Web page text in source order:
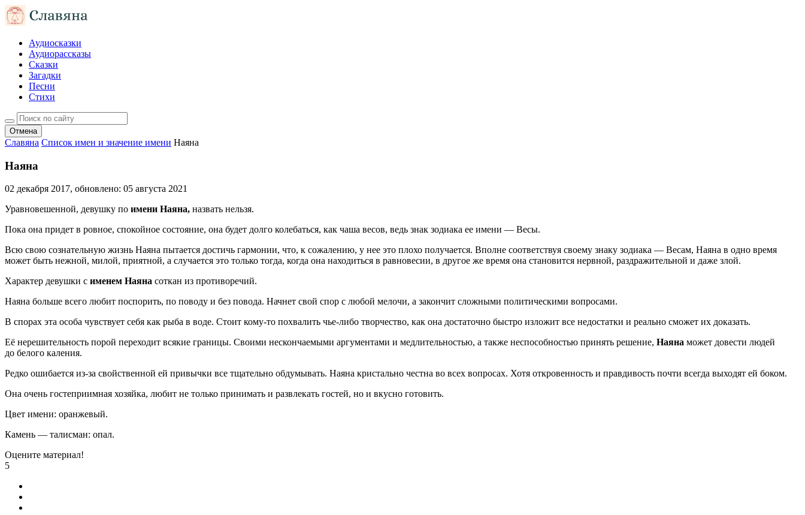
Аудиосказки
Аудиорассказы
Сказки
Загадки
Песни
Стихи
Отмена
Славяна Список имен и значение имени Наяна
Наяна
02 декабря 2017, обновлено: 05 августа 2021
Уравновешенной, девушку по имени Наяна, назвать нельзя.
Пока она придет в ровное, спокойное состояние, она будет долго колебаться, как чаша весов, ведь знак зодиака ее имени — Весы.
Всю свою сознательную жизнь Наяна пытается достичь гармонии, что, к сожалению, у нее это плохо получается. Вполне соответствуя своему знаку зодиака — Весам, Наяна в одно время
может быть нежной, милой, приятной, а случается это только тогда, когда она находиться в равновесии, в другое же время она становится нервной, раздражительной и даже злой.
Характер девушки с именем Наяна соткан из противоречий.
Наяна больше всего любит поспорить, по поводу и без повода. Начнет свой спор с любой мелочи, а закончит сложными политическими вопросами.
В спорах эта особа чувствует себя как рыба в воде. Стоит кому-то похвалить чье-либо творчество, как она достаточно быстро изложит все недостатки и реально сможет их доказать.
Её нерешительность порой переходит всякие границы. Своими нескончаемыми аргументами и медлительностью, а также неспособностью принять решение, Наяна может довести людей
до белого каления.
Редко ошибается из-за свойственной ей привычки все тщательно обдумывать. Наяна кристально честна во всех вопросах. Хотя откровенность и правдивость почти всегда выходят ей боком.
Она очень гостеприимная хозяйка, любит не только принимать и развлекать гостей, но и вкусно готовить.
Цвет имени: оранжевый.
Камень — талисман: опал.
Оцените материал!
5